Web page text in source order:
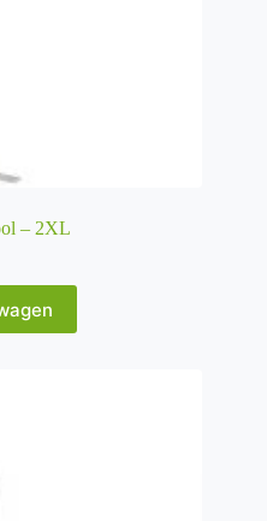
– 2XL